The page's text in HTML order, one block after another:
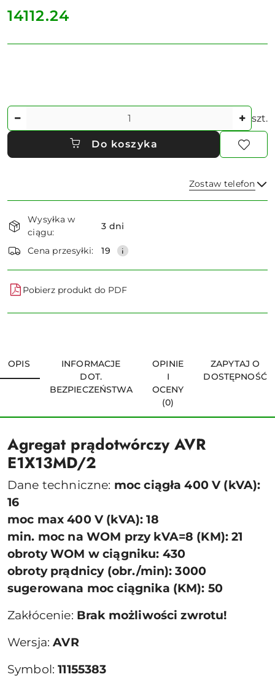
cena:
14112.24
Ilość szt.
Do koszyka
Zostaw telefon
i
dostawa
Wysyłka w
ciągu:
3 dni
Cena przesyłki: 19
Pobierz produkt do PDF
OPIS
INFORMACJE
DOT.
BEZPIECZEŃSTWA
OPINIE
I
OCENY
(0)
ZAPYTAJ O
DOSTĘPNOŚĆ
Agregat prądotwórczy AVR
E1X13MD/2
Dane techniczne: moc ciągła 400 V (kVA):
16
moc max 400 V (kVA): 18
min. moc na WOM przy kVA=8 (KM): 21
obroty WOM w ciągniku: 430
obroty prądnicy (obr./min): 3000
sugerowana moc ciągnika (KM): 50
Zakłócenie: Brak możliwości zwrotu!
Wersja:AVR
Symbol:11155383